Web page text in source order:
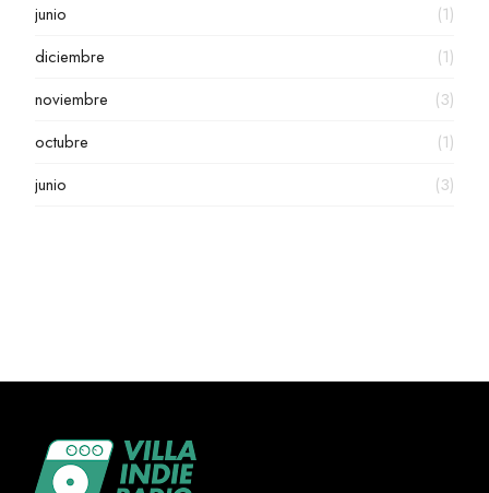
junio
(1)
diciembre
(1)
noviembre
(3)
octubre
(1)
junio
(3)